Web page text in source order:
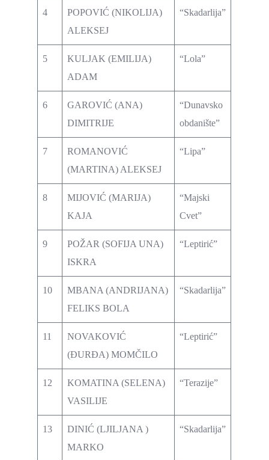
4
POPOVIĆ (NIKOLIJA)
ALEKSEJ
“Skadarlija”
5
KULJAK (EMILIJA)
ADAM
“Lola”
6
GAROVIĆ (ANA)
DIMITRIJE
“Dunavsko
obdanište”
7
ROMANOVIĆ
(MARTINA) ALEKSEJ
“Lipa”
8
MIJOVIĆ (MARIJA)
KAJA
“Majski
Cvet”
9
POŽAR (SOFIJA UNA)
ISKRA
“Leptirić”
10
MBANA (ANDRIJANA)
FELIKS BOLA
“Skadarlija”
11
NOVAKOVIĆ
(ĐURĐA) MOMČILO
“Leptirić”
12
KOMATINA (SELENA)
VASILIJE
“Terazije”
13
DINIĆ (LJILJANA )
MARKO
“Skadarlija”